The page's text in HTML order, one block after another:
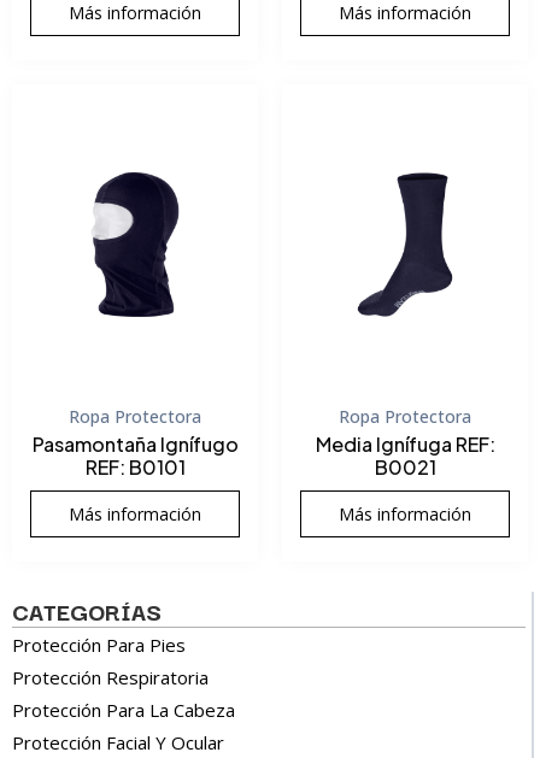
CATEGORÍAS
Protección Para Pies
Protección Respiratoria
Protección Para La Cabeza
Protección Facial Y Ocular
Más información Más información
Ropa Protectora
Pasamontaña Ignífugo
REF: B0101
Más información
Ropa Protectora
Media Ignífuga REF:
B0021
Más información